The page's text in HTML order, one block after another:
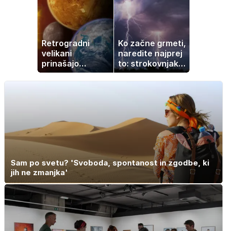
Retrogradni
velikani
prinašajo
pomembne
premike – kaj
retrogradni?
Ko začne grmeti,
naredite najprej
to: strokovnjaki
opozarjajo na
pogosto napako
Sam po svetu? 'Svoboda, spontanost in zgodbe, ki
jih ne zmanjka'